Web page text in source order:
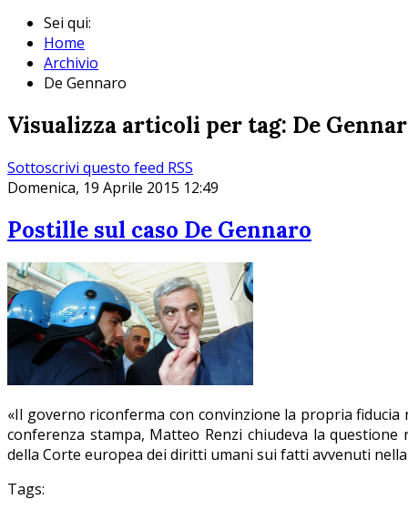
Sei qui:
Home
Archivio
De Gennaro
Visualizza articoli per tag: De
Sottoscrivi questo feed RSS
Domenica, 19 Aprile 2015 12:49
Postille sul caso De Gennaro
«Il governo riconferma con convinzione la propria
conferenza stampa, Matteo Renzi chiudeva la
della Corte europea dei diritti umani sui fatti avvenuti
Tags: